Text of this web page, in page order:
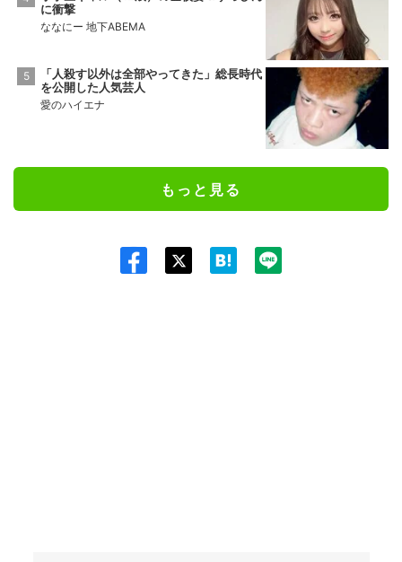
に衝撃
ななにー 地下ABEMA
「人殺す以外は全部やってきた」総長時代
を公開した人気芸人
愛のハイエナ
もっと見る